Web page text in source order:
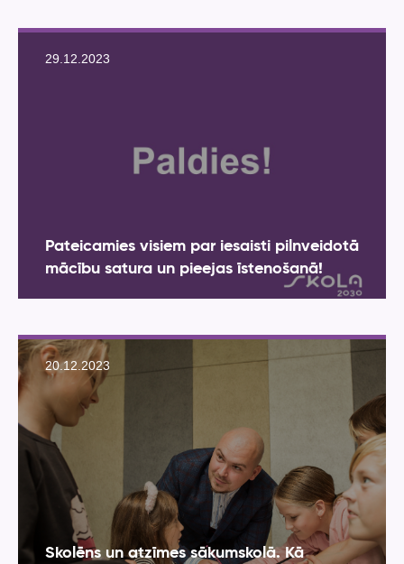
29.12.2023
Pateicamies visiem par iesaisti pilnveidotā
mācību satura un pieejas īstenošanā!
20.12.2023
Skolēns un atzīmes sākumskolā. Kā